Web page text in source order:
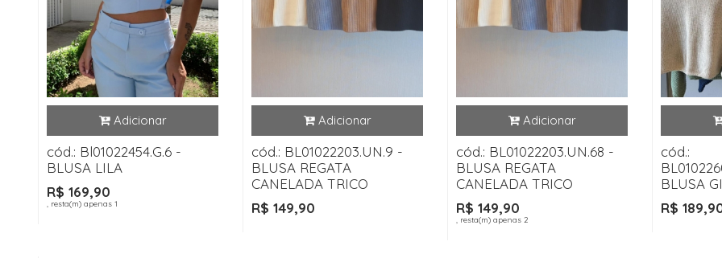
cód.: Bl01022454.G.6 -
BLUSA LILA
R$ 169,90
, resta(m) apenas 1
cód.: BL01022203.UN.9 -
BLUSA REGATA
CANELADA TRICO
R$ 149,90
cód.: BL01022203.UN.68 -
BLUSA REGATA
CANELADA TRICO
R$ 149,90
, resta(m) apenas 2
cód.:
BLUSA
R$